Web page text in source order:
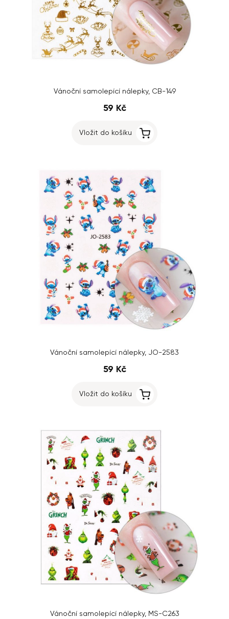
Vánoční samolepící nálepky, CB-149
59 Kč
Vložit do košíku
Vánoční samolepící nálepky, JO-2583
59 Kč
Vložit do košíku
Vánoční samolepící nálepky, MS-C263